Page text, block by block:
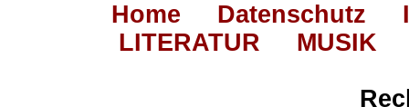
Home Datenschutz
LITERATUR
MUSIK